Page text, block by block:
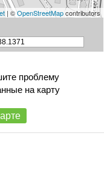
| ©OpenStreetMapcontributors
проблему
на карту